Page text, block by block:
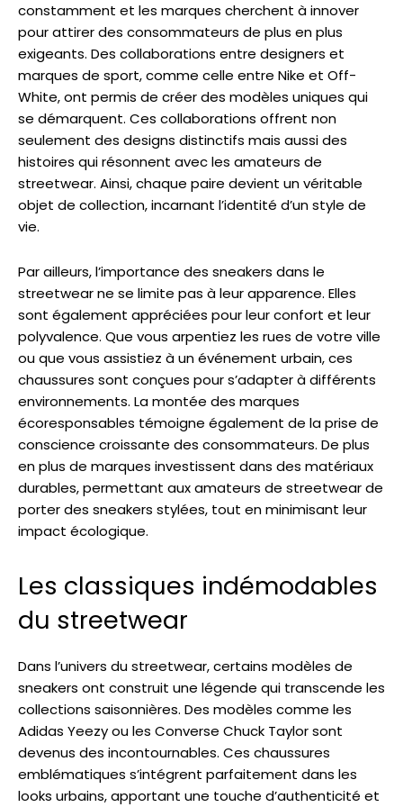
constamment et les marques cherchent à innover
pour attirer des consommateurs de plus en plus
exigeants. Des collaborations entre designers et
marques de sport, comme celle entre Nike et Off-
White, ont permis de créer des modèles uniques qui
se démarquent. Ces collaborations offrent non
seulement des designs distinctifs mais aussi des
histoires qui résonnent avec les amateurs de
streetwear. Ainsi, chaque paire devient un véritable
objet de collection, incarnant l’identité d’un style de
vie.
Par ailleurs, l’importance des sneakers dans le
streetwear ne se limite pas à leur apparence. Elles
sont également appréciées pour leur confort et leur
polyvalence. Que vous arpentiez les rues de votre ville
ou que vous assistiez à un événement urbain, ces
chaussures sont conçues pour s’adapter à différents
environnements. La montée des marques
écoresponsables témoigne également de la prise de
conscience croissante des consommateurs. De plus
en plus de marques investissent dans des matériaux
durables, permettant aux amateurs de streetwear de
porter des sneakers stylées, tout en minimisant leur
impact écologique.
Les classiques indémodables
du streetwear
Dans l’univers du streetwear, certains modèles de
sneakers ont construit une légende qui transcende les
collections saisonnières. Des modèles comme les
Adidas Yeezy ou les Converse Chuck Taylor sont
devenus des incontournables. Ces chaussures
emblématiques s’intégrent parfaitement dans les
looks urbains, apportant une touche d’authenticité et